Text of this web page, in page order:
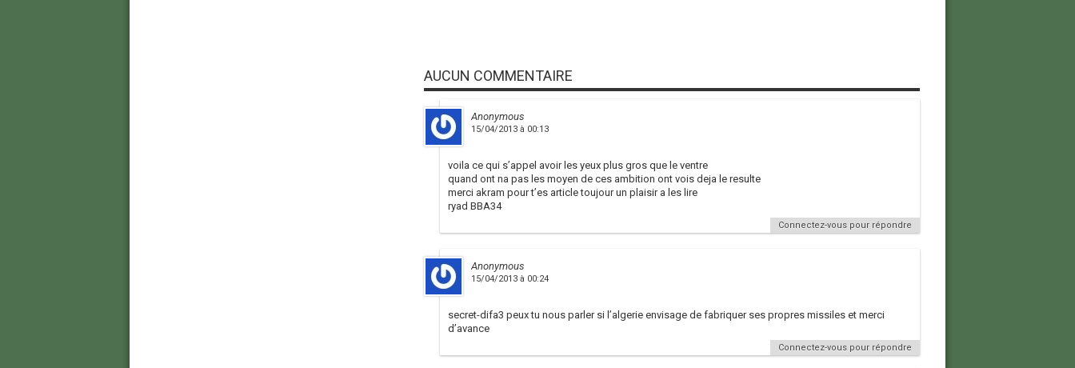
AUCUN COMMENTAIRE
Anonymous
15/04/2013 à 00:13
voila ce qui s’appel avoir les yeux plus gros que le ventre
quand ont na pas les moyen de ces ambition ont vois deja le resulte
merci akram pour t’es article toujour un plaisir a les lire
ryad BBA34
Connectez-vous pour répondre
Anonymous
15/04/2013 à 00:24
secret-difa3 peux tu nous parler si l’algerie envisage de fabriquer ses propres missiles et merci
d’avance
Connectez-vous pour répondre